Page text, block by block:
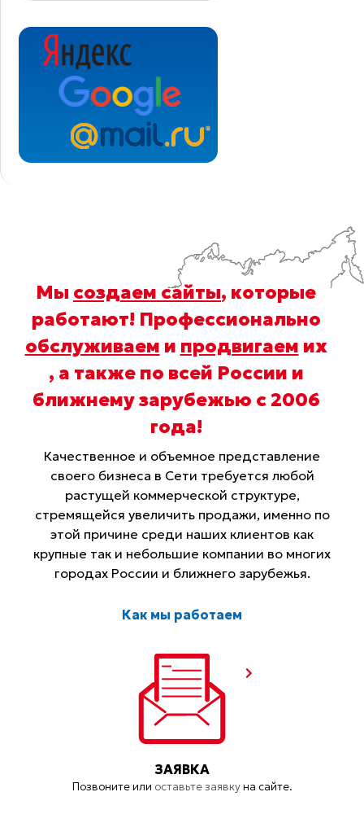
Мы создаем сайты, которые
работают! Профессионально
обслуживаем и продвигаем их
, а также по всей России и
ближнему зарубежью с 2006
года!
Качественное и объемное представление
своего бизнеса в Сети требуется любой
растущей коммерческой структуре,
стремящейся увеличить продажи, именно по
этой причине среди наших клиентов как
крупные так и небольшие компании во многих
городах России и ближнего зарубежья.
Как мы работаем
ЗАЯВКА
Позвоните или оставьте заявкуна сайте.